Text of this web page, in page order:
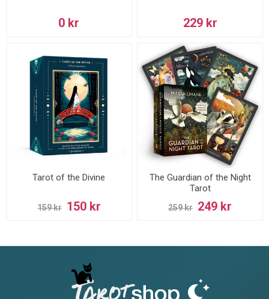
0 kr 229 kr
Tarot of the Divine
159 kr 150 kr
The Guardian of the Night
Tarot
259 kr 249 kr